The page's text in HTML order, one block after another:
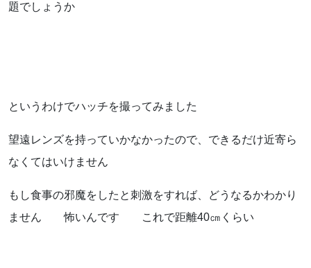
題でしょうか
というわけでハッチを撮ってみました
望遠レンズを持っていかなかったので、できるだけ近寄ら
なくてはいけません
もし食事の邪魔をしたと刺激をすれば、どうなるかわかり
ません 怖いんです これで距離40㎝くらい